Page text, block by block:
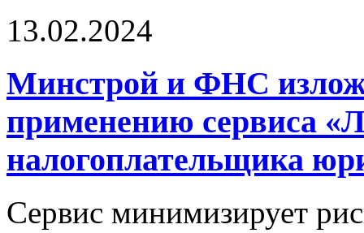
13.02.2024
Минстрой и ФНС
применению сервиса
налогоплательщика
Сервис минимизирует